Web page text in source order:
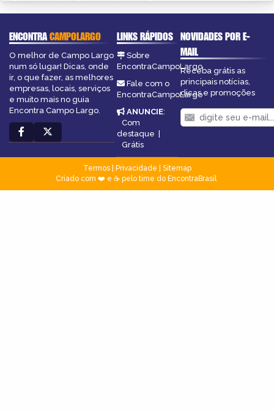
ENCONTRACAMPOLARGO
O melhor de Campo Largo
num só lugar! Dicas, onde
ir, o que fazer, as melhores
empresas, locais, serviços
e muito mais no guia
Encontra Campo Largo.
LINKS RÁPIDOS
Sobre
EncontraCampoLargo
Fale com o
EncontraCampoLargo
ANUNCIE:
Com
destaque
Grátis
NOVIDADES POR E-
MAIL
Receba grátis as
principais notícias,
dicas e promoções
Termos| Privacidade
Sitemap
Criado com ❤️ e ☕ pelo time do EncontraBrasil